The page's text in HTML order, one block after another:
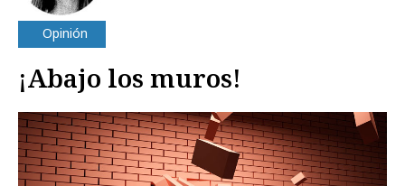
Opinión
¡Abajo los muros!